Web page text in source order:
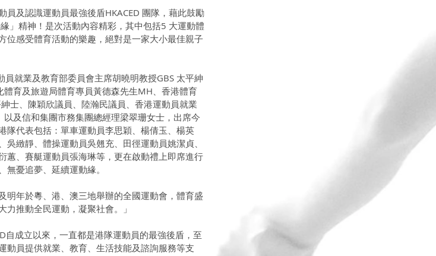
及認識運動員最強後盾HKACED 團隊，藉此鼓勵
」精神！是次活動內容精彩，其中包括5 大運動體
位感受體育活動的樂趣，絕對是一家大小最佳親子
就業及教育部委員會主席胡曉明教授GBS 太平紳
育及旅遊局體育專員黃德森先生MH、香港體育
士、陳穎欣議員、陸瀚民議員、香港運動員就業
及信和集團市務集團總經理梁翠珊女士，出席今
隊代表包括：單車運動員李思穎、楊倩玉、楊英
緻靜、體操運動員吳翹充、田徑運動員姚潔貞、
蕙、賽艇運動員張海琳等，更在啟動禮上即席進行
憂追夢、延續運動緣。
明年於粵、港、澳三地舉辦的全國運動會，體育盛
推動全民運動，凝聚社會。」
自成立以來，一直都是港隊運動員的最強後盾，至
動員提供就業、教育、生活技能及諮詢服務等支